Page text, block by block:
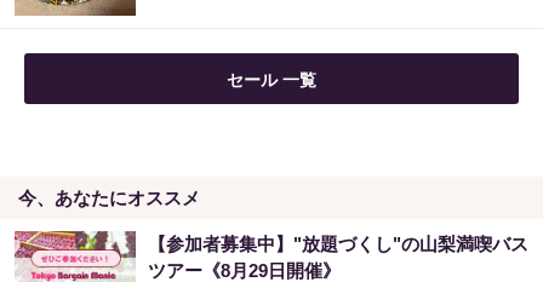
「え、こんなセールやってたの？」80％OFF
以上が続々登場！Amazonの本気が...
【今すぐやって】60歳以上は〇〇しないと金
運が崩壊します
PR（合同会社デジタルファーム ）
セール 一覧
今、あなたにオススメ
【参加者募集中】"放題づくし"の山梨満喫バス
ツアー《8月29日開催》